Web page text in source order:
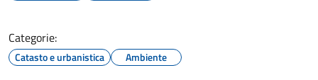
Categorie:
Catasto e urbanistica Ambiente